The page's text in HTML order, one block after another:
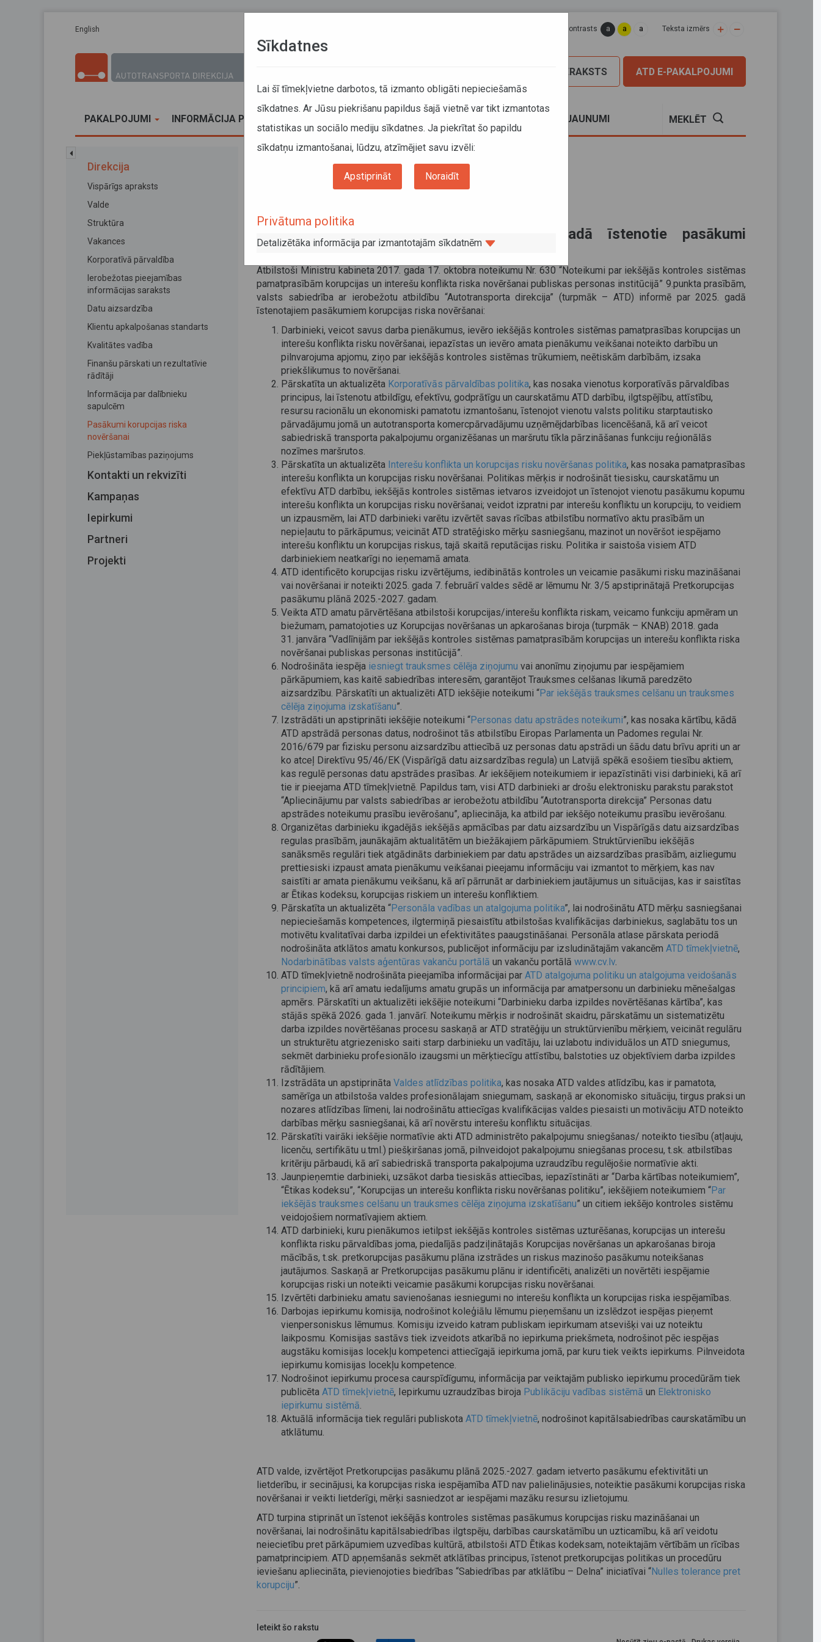
English Lapas kontrasts a a a Teksta izmērs
ATD E-PAKALPOJUMI
PIERAKSTS
PAKALPOJUMI INFORMĀCIJA PĀRVADĀTĀJIEM JAUNUMI MEKLĒT
Direkcija
Vispārīgs apraksts
Valde
Struktūra
Vakances
Korporatīvā pārvaldība
Ierobežotas pieejamības
informācijas saraksts
Datu aizsardzība
Klientu apkalpošanas standarts
Kvalitātes vadība
Finanšu pārskati un rezultatīvie
rādītāji
Informācija par dalībnieku
sapulcēm
Pasākumi korupcijas riska
novēršanai
Piekļūstamības paziņojums
Kontakti un rekvizīti
Kampaņas
Iepirkumi
Partneri
Projekti
VSIA “Autotransporta direkcija” 2025. gadā īstenotie pasākumi
korupcijas riska novēršanai
Atbilstoši Ministru kabineta 2017. gada 17. oktobra noteikumu Nr. 630 “Noteikumi par iekšējās kontroles sistēmas
pamatprasībām korupcijas un interešu konflikta riska novēršanai publiskas personas institūcijā” 9.punkta prasībām,
valsts sabiedrība ar ierobežotu atbildību “Autotransporta direkcija” (turpmāk – ATD) informē par 2025. gadā
īstenotajiem pasākumiem korupcijas riska novēršanai:
Darbinieki, veicot savus darba pienākumus, ievēro iekšējās kontroles sistēmas pamatprasības korupcijas un
interešu konflikta risku novēršanai, iepazīstas un ievēro amata pienākumu veikšanai noteikto darbību un
pilnvarojuma apjomu, ziņo par iekšējās kontroles sistēmas trūkumiem, neētiskām darbībām, izsaka
priekšlikumus to novēršanai.
Pārskatīta un aktualizēta Korporatīvās pārvaldības politika, kas nosaka vienotus korporatīvās pārvaldības
principus, lai īstenotu atbildīgu, efektīvu, godprātīgu un caurskatāmu ATD darbību, ilgtspējību, attīstību,
resursu racionālu un ekonomiski pamatotu izmantošanu, īstenojot vienotu valsts politiku starptautisko
pārvadājumu jomā un autotransporta komercpārvadājumu uzņēmējdarbības licencēšanā, kā arī veicot
sabiedriskā transporta pakalpojumu organizēšanas un maršrutu tīkla pārzināšanas funkciju reģionālās
nozīmes maršrutos.
Pārskatīta un aktualizēta Interešu konflikta un korupcijas risku novēršanas politika, kas nosaka pamatprasības
interešu konflikta un korupcijas risku novēršanai. Politikas mērķis ir nodrošināt tiesisku, caurskatāmu un
efektīvu ATD darbību, iekšējās kontroles sistēmas ietvaros izveidojot un īstenojot vienotu pasākumu kopumu
interešu konflikta un korupcijas risku novēršanai; veidot izpratni par interešu konfliktu un korupciju, to veidiem
un izpausmēm, lai ATD darbinieki varētu izvērtēt savas rīcības atbilstību normatīvo aktu prasībām un
nepieļautu to pārkāpumus; veicināt ATD stratēģisko mērķu sasniegšanu, mazinot un novēršot iespējamo
interešu konfliktu un korupcijas riskus, tajā skaitā reputācijas risku. Politika ir saistoša visiem ATD
darbiniekiem neatkarīgi no ieņemamā amata.
ATD identificēto korupcijas risku izvērtējums, iedibinātās kontroles un veicamie pasākumi risku mazināšanai
vai novēršanai ir noteikti 2025. gada 7. februārī valdes sēdē ar lēmumu Nr. 3/5 apstiprinātajā Pretkorupcijas
pasākumu plānā 2025.-2027. gadam.
Veikta ATD amatu pārvērtēšana atbilstoši korupcijas/interešu konflikta riskam, veicamo funkciju apmēram un
biežumam, pamatojoties uz Korupcijas novēršanas un apkarošanas biroja (turpmāk – KNAB) 2018. gada
31. janvāra “Vadlīnijām par iekšējās kontroles sistēmas pamatprasībām korupcijas un interešu konflikta riska
novēršanai publiskas personas institūcijā”.
Nodrošināta iespēja iesniegt trauksmes cēlēja ziņojumu vai anonīmu ziņojumu par iespējamiem
pārkāpumiem, kas kaitē sabiedrības interesēm, garantējot Trauksmes celšanas likumā paredzēto
aizsardzību. Pārskatīti un aktualizēti ATD iekšējie noteikumi “Par iekšējās trauksmes celšanu un trauksmes
cēlēja ziņojuma izskatīšanu”.
Izstrādāti un apstiprināti iekšējie noteikumi “Personas datu apstrādes noteikumi”, kas nosaka kārtību, kādā
ATD apstrādā personas datus, nodrošinot tās atbilstību Eiropas Parlamenta un Padomes regulai Nr.
2016/679 par fizisku personu aizsardzību attiecībā uz personas datu apstrādi un šādu datu brīvu apriti un ar
ko atceļ Direktīvu 95/46/EK (Vispārīgā datu aizsardzības regula) un Latvijā spēkā esošiem tiesību aktiem,
kas regulē personas datu apstrādes prasības. Ar iekšējiem noteikumiem ir iepazīstināti visi darbinieki, kā arī
tie ir pieejama ATD tīmekļvietnē. Papildus tam, visi ATD darbinieki ar drošu elektronisku parakstu parakstot
“Apliecinājumu par valsts sabiedrības ar ierobežotu atbildību “Autotransporta direkcija” Personas datu
apstrādes noteikumu prasību ievērošanu”, apliecināja, ka atbild par iekšējo noteikumu prasību ievērošanu.
Organizētas darbinieku ikgadējās iekšējās apmācības par datu aizsardzību un Vispārīgās datu aizsardzības
regulas prasībām, jaunākajām aktualitātēm un biežākajiem pārkāpumiem. Struktūrvienību iekšējās
sanāksmēs regulāri tiek atgādināts darbiniekiem par datu apstrādes un aizsardzības prasībām, aizliegumu
prettiesiski izpaust amata pienākumu veikšanai pieejamu informāciju vai izmantot to mērķiem, kas nav
saistīti ar amata pienākumu veikšanu, kā arī pārrunāt ar darbiniekiem jautājumus un situācijas, kas ir saistītas
ar Ētikas kodeksu, korupcijas riskiem un interešu konfliktiem.
Pārskatīta un aktualizēta “Personāla vadības un atalgojuma politika”, lai nodrošinātu ATD mērķu sasniegšanai
nepieciešamās kompetences, ilgtermiņā piesaistītu atbilstošas kvalifikācijas darbiniekus, saglabātu tos un
motivētu kvalitatīvai darba izpildei un efektivitātes paaugstināšanai. Personāla atlase pārskata periodā
nodrošināta atklātos amatu konkursos, publicējot informāciju par izsludinātajām vakancēm ATD tīmekļvietnē,
Nodarbinātības valsts aģentūras vakanču portālā un vakanču portālā www.cv.lv.
ATD tīmekļvietnē nodrošināta pieejamība informācijai par ATD atalgojuma politiku un atalgojuma veidošanās
principiem, kā arī amatu iedalījums amatu grupās un informācija par amatpersonu un darbinieku mēnešalgas
apmērs. Pārskatīti un aktualizēti iekšējie noteikumi “Darbinieku darba izpildes novērtēšanas kārtība”, kas
stājās spēkā 2026. gada 1. janvārī. Noteikumu mērķis ir nodrošināt skaidru, pārskatāmu un sistematizētu
darba izpildes novērtēšanas procesu saskaņā ar ATD stratēģiju un struktūrvienību mērķiem, veicināt regulāru
un strukturētu atgriezenisko saiti starp darbinieku un vadītāju, lai uzlabotu individuālos un ATD sniegumus,
sekmēt darbinieku profesionālo izaugsmi un mērķtiecīgu attīstību, balstoties uz objektīviem darba izpildes
rādītājiem.
Izstrādāta un apstiprināta Valdes atlīdzības politika, kas nosaka ATD valdes atlīdzību, kas ir pamatota,
samērīga un atbilstoša valdes profesionālajam sniegumam, saskaņā ar ekonomisko situāciju, tirgus praksi un
nozares atlīdzības līmeni, lai nodrošinātu attiecīgas kvalifikācijas valdes piesaisti un motivāciju ATD noteikto
darbības mērķu sasniegšanai, kā arī novērstu interešu konfliktu situācijas.
Pārskatīti vairāki iekšējie normatīvie akti ATD administrēto pakalpojumu sniegšanas/ noteikto tiesību (atļauju,
licenču, sertifikātu u.tml.) piešķiršanas jomā, pilnveidojot pakalpojumu sniegšanas procesu, t.sk. atbilstības
kritēriju pārbaudi, kā arī sabiedriskā transporta pakalpojuma uzraudzību regulējošie normatīvie akti.
Jaunpieņemtie darbinieki, uzsākot darba tiesiskās attiecības, iepazīstināti ar “Darba kārtības noteikumiem”,
“Ētikas kodeksu”, “Korupcijas un interešu konflikta risku novēršanas politiku”, iekšējiem noteikumiem “Par
iekšējās trauksmes celšanu un trauksmes cēlēja ziņojuma izskatīšanu” un citiem iekšējo kontroles sistēmu
veidojošiem normatīvajiem aktiem.
ATD darbinieki, kuru pienākumos ietilpst iekšējās kontroles sistēmas uzturēšanas, korupcijas un interešu
konflikta risku pārvaldības joma, piedalījās padziļinātajās Korupcijas novēršanas un apkarošanas biroja
mācībās, t.sk. pretkorupcijas pasākumu plāna izstrādes un riskus mazinošo pasākumu noteikšanas
jautājumos. Saskaņā ar Pretkorupcijas pasākumu plānu ir identificēti, analizēti un novērtēti iespējamie
korupcijas riski un noteikti veicamie pasākumi korupcijas risku novēršanai.
Izvērtēti darbinieku amatu savienošanas iesniegumi no interešu konflikta un korupcijas riska iespējamības.
Darbojas iepirkumu komisija, nodrošinot koleģiālu lēmumu pieņemšanu un izslēdzot iespējas pieņemt
vienpersoniskus lēmumus. Komisiju izveido katram publiskam iepirkumam atsevišķi vai uz noteiktu
laikposmu. Komisijas sastāvs tiek izveidots atkarībā no iepirkuma priekšmeta, nodrošinot pēc iespējas
augstāku komisijas locekļu kompetenci attiecīgajā iepirkuma jomā, par kuru tiek veikts iepirkums. Pilnveidota
iepirkumu komisijas locekļu kompetence.
Nodrošinot iepirkumu procesa caurspīdīgumu, informācija par veiktajām publisko iepirkumu procedūrām tiek
publicēta ATD tīmekļvietnē, Iepirkumu uzraudzības biroja Publikāciju vadības sistēmā un Elektronisko
iepirkumu sistēmā.
Aktuālā informācija tiek regulāri publiskota ATD tīmekļvietnē, nodrošinot kapitālsabiedrības caurskatāmību un
atklātumu.
ATD valde, izvērtējot Pretkorupcijas pasākumu plānā 2025.-2027. gadam ietverto pasākumu efektivitāti un
lietderību, ir secinājusi, ka korupcijas riska iespējamība ATD nav palielinājusies, noteiktie pasākumi korupcijas riska
novēršanai ir veikti lietderīgi, mērķi sasniedzot ar iespējami mazāku resursu izlietojumu.
ATD turpina stiprināt un īstenot iekšējās kontroles sistēmas pasākumus korupcijas risku mazināšanai un
novēršanai, lai nodrošinātu kapitālsabiedrības ilgtspēju, darbības caurskatāmību un uzticamību, kā arī veidotu
neiecietību pret pārkāpumiem uzvedības kultūrā, atbilstoši ATD Ētikas kodeksam, noteiktajām vērtībām un rīcības
pamatprincipiem. ATD apņemšanās sekmēt atklātības principus, īstenot pretkorupcijas politikas un procedūru
ieviešanu apliecināta, pievienojoties biedrības “Sabiedrības par atklātību – Delna” iniciatīvai “Nulles tolerance pret
korupciju”.
Ieteikt šo rakstu
Sīkdatnes
Lai šī tīmekļvietne darbotos, tā izmanto obligāti nepieciešamās
sīkdatnes. Ar Jūsu piekrišanu papildus šajā vietnē var tikt izmantotas
statistikas un sociālo mediju sīkdatnes. Ja piekrītat šo papildu
sīkdatņu izmantošanai, lūdzu, atzīmējiet savu izvēli:
Apstiprināt Noraidīt
Privātuma politika
Detalizētāka informācija par izmantotajām sīkdatnēm